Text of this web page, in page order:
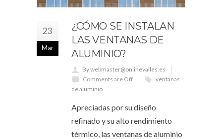
23
Mar
¿CÓMO SE INSTALAN
LAS VENTANAS DE
ALUMINIO?
By webmaster@onlinevalles.es
Comments are Off
ventanas
de aluminio
Apreciadas por su diseño
refinado y su alto rendimiento
térmico, las ventanas de aluminio